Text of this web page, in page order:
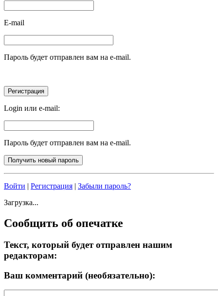
E-mail
Пароль будет отправлен вам на e-mail.
Login или e-mail:
Пароль будет отправлен вам на e-mail.
Войти | Регистрация | Забыли пароль?
Загрузка...
Сообщить об опечатке
Текст, который будет отправлен нашим
редакторам:
Ваш комментарий (необязательно):